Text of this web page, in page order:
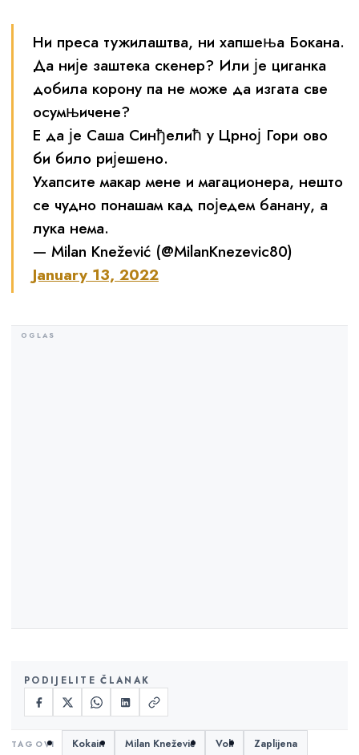
Ни преса тужилаштва, ни хапшења Бокана.
Да није заштека скенер? Или је циганка
добила корону па не може да изгата све
осумњичене?
Е да је Саша Синђелић у Црној Гори ово
би било ријешено.
Ухапсите макар мене и магационера, нешто
се чудно понашам кад поједем банану, а
лука нема.
— Milan Knežević (@MilanKnezevic80)
January 13, 2022
PODIJELITE ČLANAK
Kokain Milan Knežević Voli Zaplijena